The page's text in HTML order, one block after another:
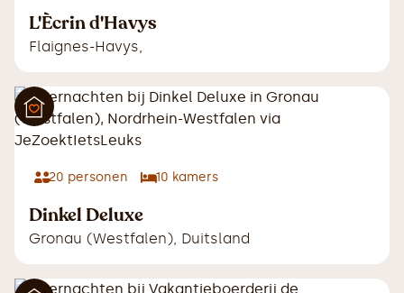
L'Ècrin d'Havys
Flaignes-Havys,
20 personen 10 kamers
Dinkel Deluxe
Gronau (Westfalen), Duitsland